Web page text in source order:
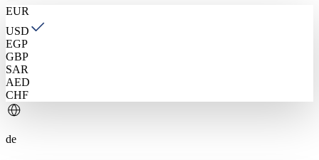
EUR
USD
EGP
GBP
SAR
AED
CHF
de